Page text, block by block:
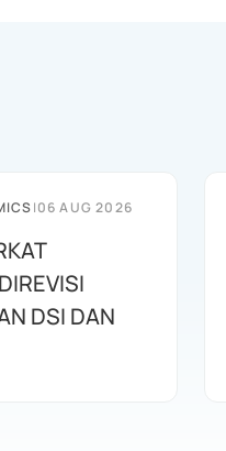
|06 AUG 2026
DSI DAN